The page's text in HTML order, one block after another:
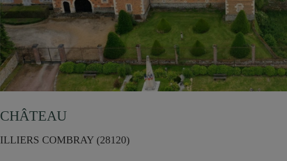
CHÂTEAU
ILLIERS COMBRAY (28120)